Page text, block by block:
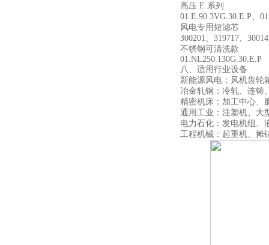
高压 E 系列
01.E.90.3VG.30.E.P、
风电专用短滤芯
300201、319717、
不锈钢可清洗款
01.NL250.130G.30.E.P
八、适用行业设备
新能源风电：风机齿轮
冶金轧钢：冷轧、连铸
精密机床：加工中心、
通用工业：注塑机、大
电力石化：发电机组、
工程机械：起重机、摊